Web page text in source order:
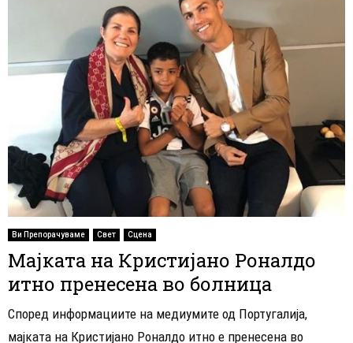
Ви Препорачуваме Свет Сцена
Мајката на Кристијано Роналдо
итно пренесена во болница
Според информациите на медиумите од Португалија,
мајката на Кристијано Роналдо итно е пренесена во